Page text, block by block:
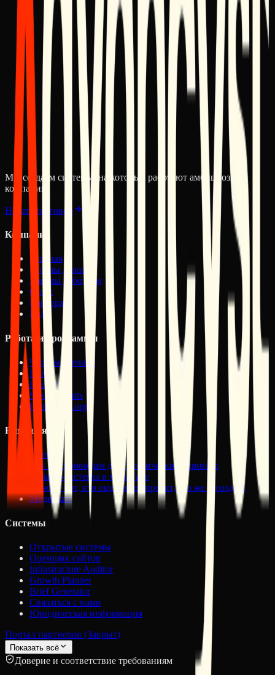
Поделиться
Похожие материалы
Advancyst Expansion: Mexico 2026
Мы создаём системы, на которых работают амбициозные
компании.
Начать разговор
Компания
Главная
Что мы делаем
Как мы работаем
О нас
Карьера
FAQ
Работа и программы
Что мы сделали
Цены
Foundry
Studio Grants
BetterStuff.org
Редакция
Пресса
Как мы проводим диагностические спринты
Дизайн-системы в масштабе
Почему тот, кто оценивает проект, его же и создает
Медиакит
Системы
Открытые системы
Оценщик сайтов
Infrastructure Auditor
Growth Planner
Brief Generator
Связаться с нами
Юридическая информация
Портал партнеров (Закрыт)
Показать всё
Доверие и соответствие требованиям